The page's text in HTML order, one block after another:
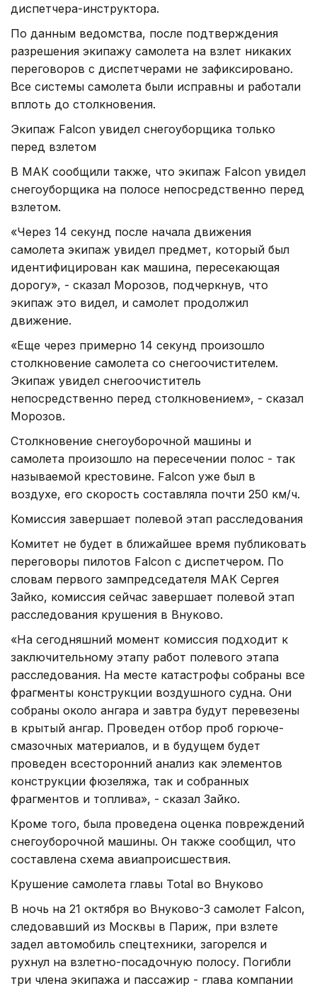
диспетчера-инструктора.
По данным ведомства, после подтверждения
разрешения экипажу самолета на взлет никаких
переговоров с диспетчерами не зафиксировано.
Все системы самолета были исправны и работали
вплоть до столкновения.
Экипаж Falcon увидел снегоуборщика только
перед взлетом
В МАК сообщили также, что экипаж Falcon увидел
снегоуборщика на полосе непосредственно перед
взлетом.
«Через 14 секунд после начала движения
самолета экипаж увидел предмет, который был
идентифицирован как машина, пересекающая
дорогу», - сказал Морозов, подчеркнув, что
экипаж это видел, и самолет продолжил
движение.
«Еще через примерно 14 секунд произошло
столкновение самолета со снегоочистителем.
Экипаж увидел снегоочиститель
непосредственно перед столкновением», - сказал
Морозов.
Столкновение снегоуборочной машины и
самолета произошло на пересечении полос - так
называемой крестовине. Falcon уже был в
воздухе, его скорость составляла почти 250 км/ч.
Комиссия завершает полевой этап расследования
Комитет не будет в ближайшее время публиковать
переговоры пилотов Falcon с диспетчером. По
словам первого зампредседателя МАК Сергея
Зайко, комиссия сейчас завершает полевой этап
расследования крушения в Внуково.
«На сегодняшний момент комиссия подходит к
заключительному этапу работ полевого этапа
расследования. На месте катастрофы собраны все
фрагменты конструкции воздушного судна. Они
собраны около ангара и завтра будут перевезены
в крытый ангар. Проведен отбор проб горюче-
смазочных материалов, и в будущем будет
проведен всесторонний анализ как элементов
конструкции фюзеляжа, так и собранных
фрагментов и топлива», - сказал Зайко.
Кроме того, была проведена оценка повреждений
снегоуборочной машины. Он также сообщил, что
составлена схема авиапроисшествия.
Крушение самолета главы Total во Внуково
В ночь на 21 октября во Внуково-3 самолет Falcon,
следовавший из Москвы в Париж, при взлете
задел автомобиль спецтехники, загорелся и
рухнул на взлетно-посадочную полосу. Погибли
три члена экипажа и пассажир - глава компании